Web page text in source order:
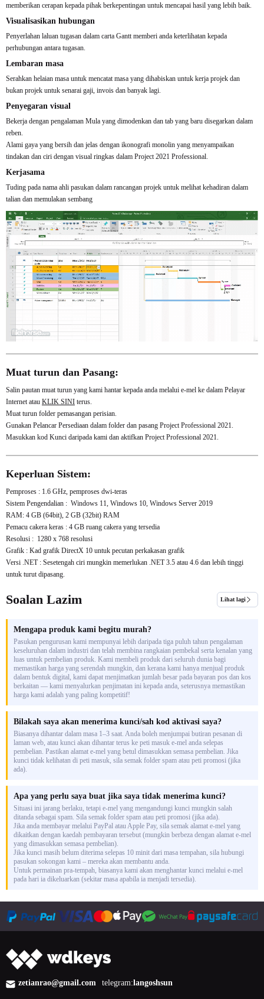
memberikan cerapan kepada pihak berkepentingan untuk mencapai hasil yang lebih baik.
Visualisasikan hubungan
Penyerlahan laluan tugasan dalam carta Gantt memberi anda keterlihatan kepada
perhubungan antara tugasan.
Lembaran masa
Serahkan helaian masa untuk mencatat masa yang dihabiskan untuk kerja projek dan
bukan projek untuk senarai gaji, invois dan banyak lagi.
Penyegaran visual
Bekerja dengan pengalaman Mula yang dimodenkan dan tab yang baru disegarkan dalam
reben.
Alami gaya yang bersih dan jelas dengan ikonografi monolin yang menyampaikan
tindakan dan ciri dengan visual ringkas dalam Project 2021 Professional.
Kerjasama
Tuding pada nama ahli pasukan dalam rancangan projek untuk melihat kehadiran dalam
talian dan memulakan sembang
Muat turun dan Pasang:
Salin pautan muat turun yang kami hantar kepada anda melalui e-mel ke dalam Pelayar
Internet atau KLIK SINI terus.
Muat turun folder pemasangan perisian.
Gunakan Pelancar Persediaan dalam folder dan pasang Project Professional 2021.
Masukkan kod Kunci daripada kami dan aktifkan Project Professional 2021.
Keperluan Sistem:
Pemproses : 1.6 GHz, pemproses dwi-teras
Sistem Pengendalian : Windows 11, Windows 10, Windows Server 2019
RAM: 4 GB (64bit), 2 GB (32bit) RAM
Pemacu cakera keras : 4 GB ruang cakera yang tersedia
Resolusi : 1280 x 768 resolusi
Grafik : Kad grafik DirectX 10 untuk pecutan perkakasan grafik
Versi .NET : Sesetengah ciri mungkin memerlukan .NET 3.5 atau 4.6 dan lebih tinggi
untuk turut dipasang.
Soalan Lazim Lihat lagi
Mengapa produk kami begitu murah?
Pasukan pengurusan kami mempunyai lebih daripada tiga puluh tahun pengalaman
keseluruhan dalam industri dan telah membina rangkaian pembekal serta kenalan yang
luas untuk pembelian produk. Kami membeli produk dari seluruh dunia bagi
memastikan harga yang serendah mungkin, dan kerana kami hanya menjual produk
dalam bentuk digital, kami dapat menjimatkan jumlah besar pada bayaran pos dan kos
berkaitan — kami menyalurkan penjimatan ini kepada anda, seterusnya memastikan
harga kami adalah yang paling kompetitif!
Bilakah saya akan menerima kunci/sah kod aktivasi saya?
Biasanya dihantar dalam masa 1–3 saat. Anda boleh menjumpai butiran pesanan di
laman web, atau kunci akan dihantar terus ke peti masuk e-mel anda selepas
pembelian. Pastikan alamat e-mel yang betul dimasukkan semasa pembelian. Jika
kunci tidak kelihatan di peti masuk, sila semak folder spam atau peti promosi (jika
ada).
Apa yang perlu saya buat jika saya tidak menerima kunci?
Situasi ini jarang berlaku, tetapi e-mel yang mengandungi kunci mungkin salah
ditanda sebagai spam. Sila semak folder spam atau peti promosi (jika ada).
Jika anda membayar melalui PayPal atau Apple Pay, sila semak alamat e-mel yang
dikaitkan dengan kaedah pembayaran tersebut (mungkin berbeza dengan alamat e-mel
yang dimasukkan semasa pembelian).
Jika kunci masih belum diterima selepas 10 minit dari masa tempahan, sila hubungi
pasukan sokongan kami – mereka akan membantu anda.
Untuk permainan pra-tempah, biasanya kami akan menghantar kunci melalui e-mel
pada hari ia dikeluarkan (sekitar masa apabila ia menjadi tersedia).
zetianrao@gmail.com telegram:langoshsun